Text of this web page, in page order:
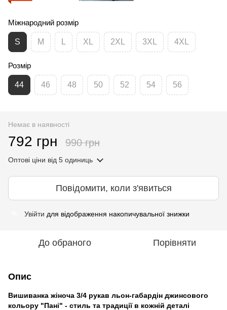
Міжнародний розмір
S M XL 2XL 3XL 4XL
Розмір
44 46 48 50 52 54 56
Немає в наявності
792 грн 990 грн
Оптові ціни від 5 одиниць
Повідомити, коли з'явиться
Увійти для відображення накопичувальної знижки
До обраного Порівняти
Опис
Вишиванка жіноча 3/4 рукав льон-габардін джинсового
кольору "Пані" - стиль та традиції в кожній деталі